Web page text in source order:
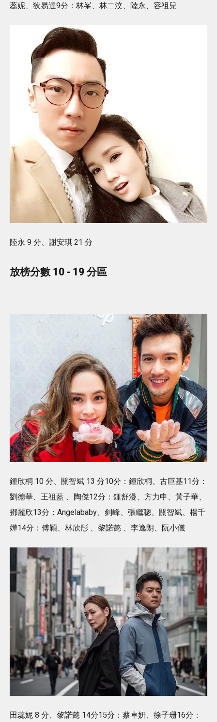
蕊妮、狄易達9分：林峯、林二汶、陸永、容祖兒
陸永 9 分、謝安琪 21 分
放榜分數 10 - 19 分區
鍾欣桐 10 分、關智斌 13 分10分：鍾欣桐、古巨基11分：
劉德華、王祖藍 、陶傑12分：鍾舒漫、方力申、黃子華、
鄧麗欣13分：Angelababy、釗峰、張繼聰、關智斌、楊千
嬅14分：傅穎、林欣彤 、黎諾懿 、李逸朗、阮小儀
田蕊妮 8 分、黎諾懿 14分15分：蔡卓妍、徐子珊16分：